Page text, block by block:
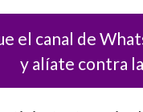
el canal de
y alíate contra